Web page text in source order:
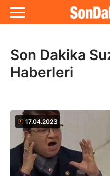
Son Dakika
Haberleri
17.04.2023